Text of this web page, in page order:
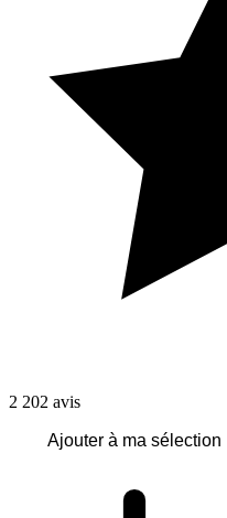
2 202 avis
Ajouter à ma sélection